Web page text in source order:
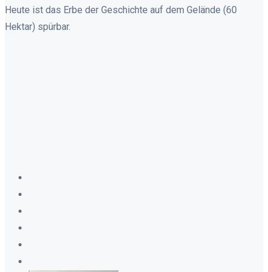
Heute ist das Erbe der Geschichte auf dem Gelände (60
Hektar) spürbar.